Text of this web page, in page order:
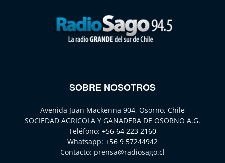
SOBRE NOSOTROS
Avenida Juan Mackenna 904, Osorno, Chile
SOCIEDAD AGRICOLA Y GANADERA DE OSORNO A.G.
Teléfono: +56 64 223 2160
Whatsapp: +56 9 57244942
Contacto: prensa@radiosago.cl